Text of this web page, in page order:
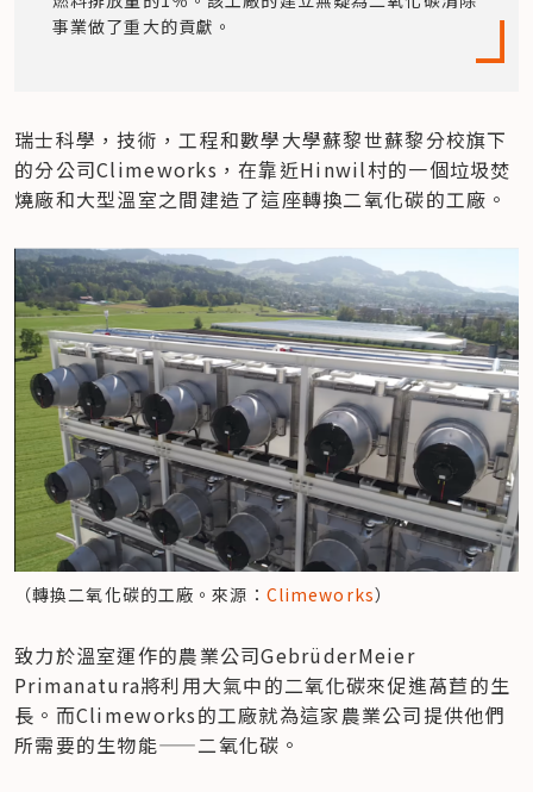
事業做了重大的貢獻。
瑞士科學，技術，工程和數學大學蘇黎世蘇黎分校旗下
的分公司Climeworks，在靠近Hinwil村的一個垃圾焚
燒廠和大型溫室之間建造了這座轉換二氧化碳的工廠。
（轉換二氧化碳的工廠。來源： Climeworks）
致力於溫室運作的農業公司GebrüderMeier
Primanatura將利用大氣中的二氧化碳來促進萵苣的生
長。而Climeworks的工廠就為這家農業公司提供他們
所需要的生物能——二氧化碳。